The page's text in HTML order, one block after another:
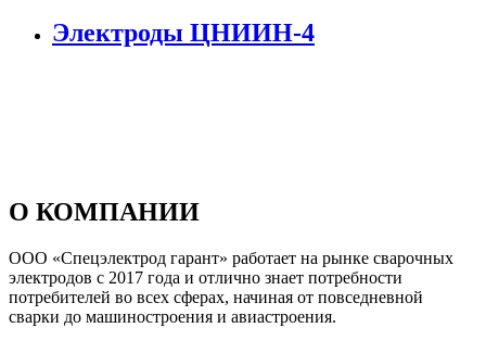
Электроды ЦНИИН-4
О КОМПАНИИ
ООО «Спецэлектрод гарант» работает на рынке сварочных
электродов с 2017 года и отлично знает потребности
потребителей во всех сферах, начиная от повседневной
сварки до машиностроения и авиастроения.